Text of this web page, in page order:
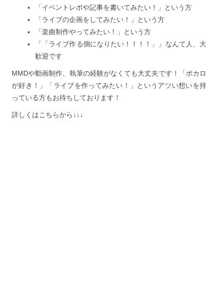
「イベントレポや記事を書いてみたい！」という方
「ライブの企画をしてみたい！」という方
「楽曲制作やってみたい！」という方
「「ライブ作る側になりたい！！！！」」なんて人、大
歓迎です
MMDや動画制作、執筆の経験がなくても大丈夫です！「ボカロ
が好き！」「ライブを作ってみたい！」というアツい想いを持
っている方もお待ちしております！
詳しくはこちらから↓↓↓